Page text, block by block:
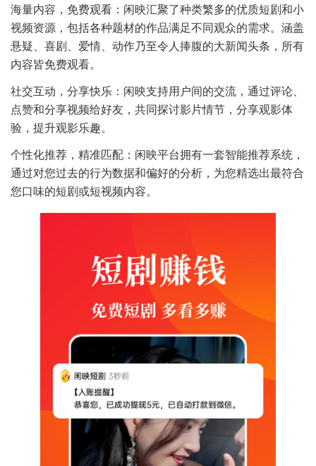
海量内容，免费观看：闲映汇聚了种类繁多的优质短剧和小
视频资源，包括各种题材的作品满足不同观众的需求。涵盖
悬疑、喜剧、爱情、动作乃至令人捧腹的大新闻头条，所有
内容皆免费观看。
社交互动，分享快乐：闲映支持用户间的交流，通过评论、
点赞和分享视频给好友，共同探讨影片情节，分享观影体
验，提升观影乐趣。
个性化推荐，精准匹配：闲映平台拥有一套智能推荐系统，
通过对您过去的行为数据和偏好的分析，为您精选出最符合
您口味的短剧或短视频内容。